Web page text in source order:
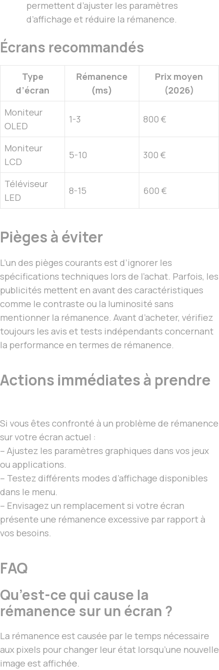
permettent d’ajuster les paramètres
d’affichage et réduire la rémanence.
Écrans recommandés
Type
d’écran
Rémanence
(ms)
Prix moyen
(2026)
Moniteur
OLED
1-3 800 €
Moniteur
LCD
5-10 300 €
Téléviseur
LED
8-15 600 €
Pièges à éviter
L’un des pièges courants est d’ignorer les
spécifications techniques lors de l’achat. Parfois, les
publicités mettent en avant des caractéristiques
comme le contraste ou la luminosité sans
mentionner la rémanence. Avant d’acheter, vérifiez
toujours les avis et tests indépendants concernant
la performance en termes de rémanence.
Actions immédiates à prendre
Si vous êtes confronté à un problème de rémanence
sur votre écran actuel :
– Ajustez les paramètres graphiques dans vos jeux
ou applications.
– Testez différents modes d’affichage disponibles
dans le menu.
– Envisagez un remplacement si votre écran
présente une rémanence excessive par rapport à
vos besoins.
FAQ
Qu’est-ce qui cause la
rémanence sur un écran ?
La rémanence est causée par le temps nécessaire
aux pixels pour changer leur état lorsqu’une nouvelle
image est affichée.